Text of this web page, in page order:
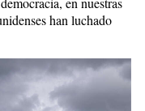
han luchado